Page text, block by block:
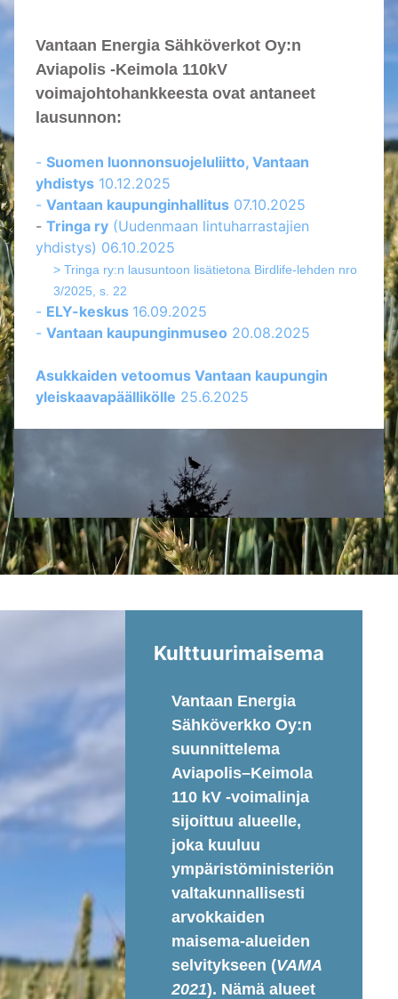
Vantaan Energia Sähköverkot Oy:n
Aviapolis -Keimola 110kV
voimajohtohankkeesta ovat antaneet
lausunnon:
- Suomen luonnonsuojeluliitto, Vantaan
yhdistys 10.12.2025
- Vantaan kaupunginhallitus 07.10.2025
- Tringa ry (Uudenmaan lintuharrastajien
yhdistys) 06.10.2025
> Tringa ry:n lausuntoon lisätietona Birdlife-lehden nro
3/2025, s. 22
- ELY-keskus 16.09.2025
- Vantaan kaupunginmuseo 20.08.2025
Asukkaiden vetoomus Vantaan kaupungin
yleiskaavapäällikölle 25.6.2025
Kulttuurimaisema
Vantaan Energia
Sähköverkko Oy:n
suunnittelema
Aviapolis–Keimola
110 kV -voimalinja
sijoittuu alueelle,
joka kuuluu
ympäristöministeriön
valtakunnallisesti
arvokkaiden
maisema-alueiden
selvitykseen (VAMA
2021). Nämä alueet